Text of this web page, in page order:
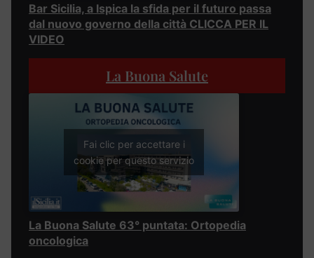
Bar Sicilia, a Ispica la sfida per il futuro passa
dal nuovo governo della città CLICCA PER IL
VIDEO
La Buona Salute
Fai clic per accettare i
cookie per questo servizio
La Buona Salute 63° puntata: Ortopedia
oncologica